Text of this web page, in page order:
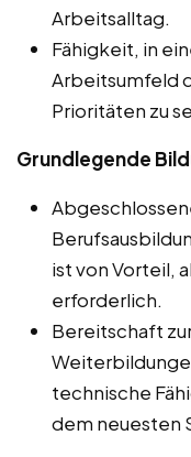
Arbeitsalltag.
Fähigkeit, in
Arbeitsumfeld
Prioritäten zu
Grundlegende
ist von Vorteil,
erforderlich.
Bereitschaft
technische
dem neuesten